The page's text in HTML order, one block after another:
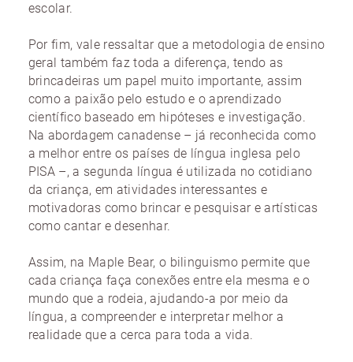
escolar.
Por fim, vale ressaltar que a metodologia de ensino
geral também faz toda a diferença, tendo as
brincadeiras um papel muito importante, assim
como a paixão pelo estudo e o aprendizado
científico baseado em hipóteses e investigação.
Na abordagem canadense – já reconhecida como
a melhor entre os países de língua inglesa pelo
PISA –, a segunda língua é utilizada no cotidiano
da criança, em atividades interessantes e
motivadoras como brincar e pesquisar e artísticas
como cantar e desenhar.
Assim, na Maple Bear, o bilinguismo permite que
cada criança faça conexões entre ela mesma e o
mundo que a rodeia, ajudando-a por meio da
língua, a compreender e interpretar melhor a
realidade que a cerca para toda a vida.